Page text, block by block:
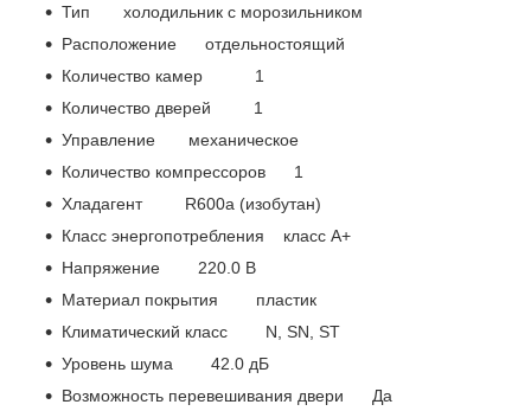
Тип холодильник с морозильником
Расположение отдельностоящий
Количество камер 1
Количество дверей 1
Управление механическое
Количество компрессоров 1
Хладагент R600a (изобутан)
Класс энергопотребления класс A+
Напряжение 220.0 В
Материал покрытия пластик
Климатический класс N, SN, ST
Уровень шума 42.0 дБ
Возможность перевешивания двери Да